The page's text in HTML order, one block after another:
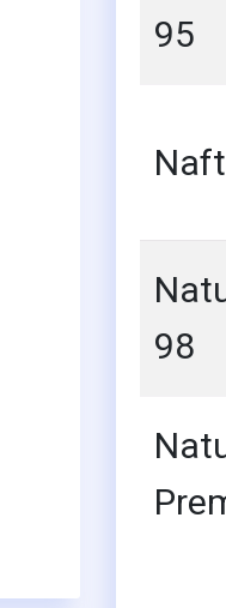
95
98